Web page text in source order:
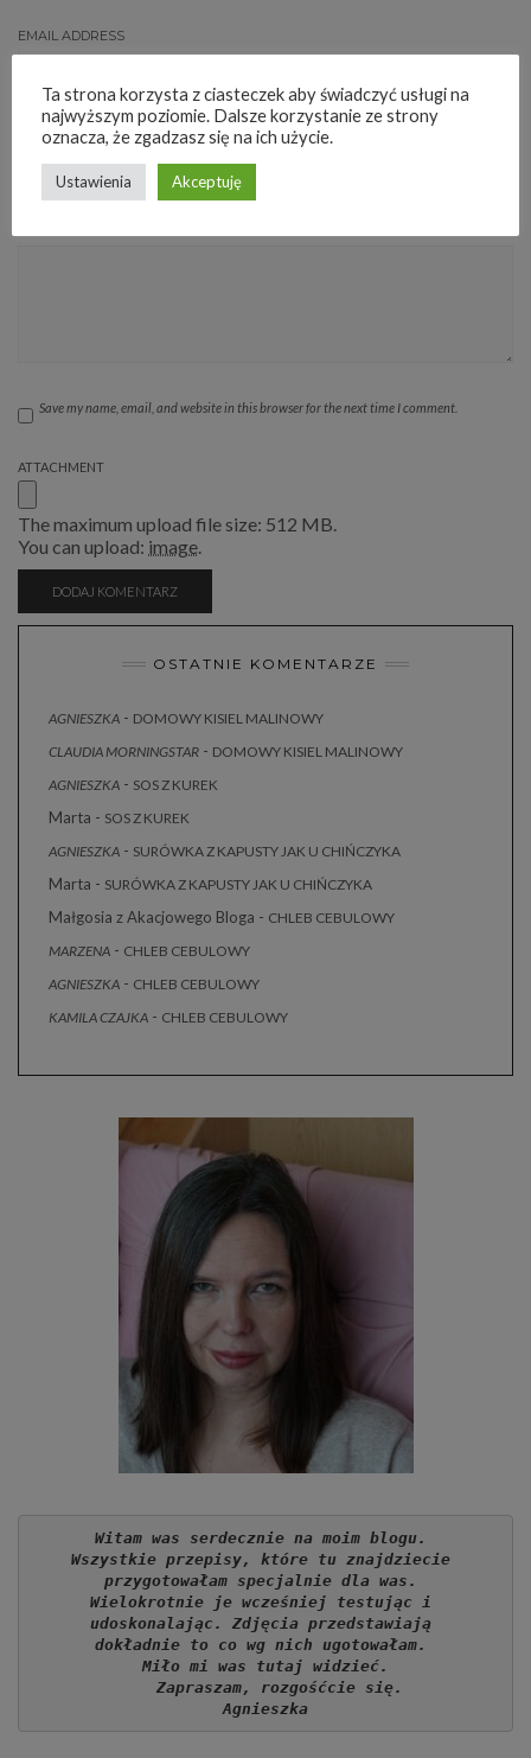
EMAIL ADDRESS
WEBSITE
Save my name, email, and website in this browser for the next time I comment.
ATTACHMENT
The maximum upload file size: 512 MB.
You can upload: image.
OSTATNIE KOMENTARZE
AGNIESZKA - DOMOWY KISIEL MALINOWY
CLAUDIA MORNINGSTAR - DOMOWY KISIEL MALINOWY
AGNIESZKA - SOS Z KUREK
Marta - SOS Z KUREK
AGNIESZKA - SURÓWKA Z KAPUSTY JAK U CHIŃCZYKA
Marta - SURÓWKA Z KAPUSTY JAK U CHIŃCZYKA
Małgosia z Akacjowego Bloga - CHLEB CEBULOWY
MARZENA - CHLEB CEBULOWY
AGNIESZKA - CHLEB CEBULOWY
KAMILA CZAJKA - CHLEB CEBULOWY
Witam was serdecznie na moim blogu.
Wszystkie przepisy, które tu znajdziecie
przygotowałam specjalnie dla was.
Wielokrotnie je wcześniej testując i
udoskonalając. Zdjęcia przedstawiają
dokładnie to co wg nich ugotowałam.
Miło mi was tutaj widzieć.
   Zapraszam, rozgośćcie się.
Agnieszka
Ta strona korzysta z ciasteczek aby świadczyć usługi na
najwyższym poziomie. Dalsze korzystanie ze strony
oznacza, że zgadzasz się na ich użycie.
Ustawienia Akceptuję